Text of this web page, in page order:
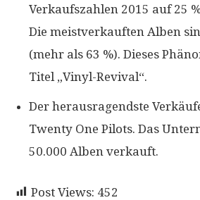
Verkaufszahlen 2015 auf 25
Die meistverkauften Alben
(mehr als 63 %). Dieses
Titel „Vinyl-Revival“.
Der herausragendste
Twenty One Pilots. Das
50.000 Alben verkauft.
Post Views: 452